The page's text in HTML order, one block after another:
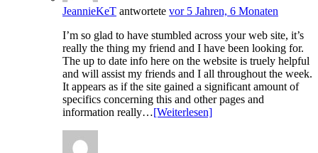
JeannieKeT antwortete vor 5 Jahren, 6 Monaten
I’m so glad to have stumbled across your web site, it’s
really the thing my friend and I have been looking for.
The up to date info here on the website is truely helpful
and will assist my friends and I all throughout the week.
It appears as if the site gained a significant amount of
specifics concerning this and other pages and
information really…[Weiterlesen]